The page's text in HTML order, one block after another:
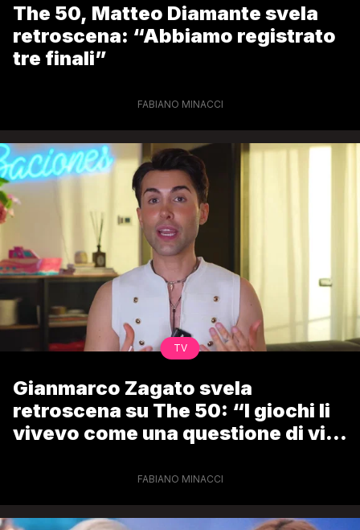
The 50, Matteo Diamante svela
retroscena: “Abbiamo registrato
tre finali”
FABIANO MINACCI
TV
Gianmarco Zagato svela
retroscena su The 50: “I giochi li
vivevo come una questione di vita
FABIANO MINACCI